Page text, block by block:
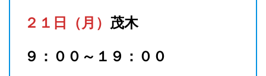
２１日（月） 茂木
９：００～１９：００